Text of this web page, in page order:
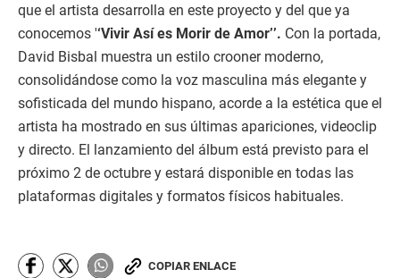
que el artista desarrolla en este proyecto y del que ya
conocemos '‘Vivir Así es Morir de Amor’’. Con la portada,
David Bisbal muestra un estilo crooner moderno,
consolidándose como la voz masculina más elegante y
sofisticada del mundo hispano, acorde a la estética que el
artista ha mostrado en sus últimas apariciones, videoclip
y directo. El lanzamiento del álbum está previsto para el
próximo 2 de octubre y estará disponible en todas las
plataformas digitales y formatos físicos habituales.
COPIAR ENLACE